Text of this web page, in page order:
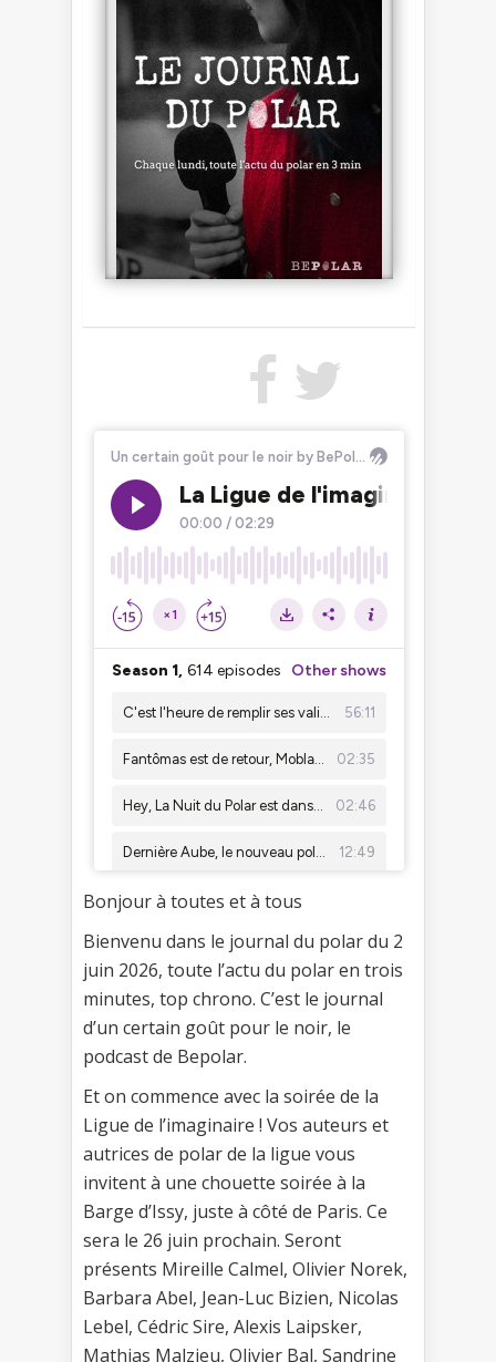
Bonjour à toutes et à tous
Bienvenu dans le journal du polar du 2
juin 2026, toute l’actu du polar en trois
minutes, top chrono. C’est le journal
d’un certain goût pour le noir, le
podcast de Bepolar.
Et on commence avec la soirée de la
Ligue de l’imaginaire ! Vos auteurs et
autrices de polar de la ligue vous
invitent à une chouette soirée à la
Barge d’Issy, juste à côté de Paris. Ce
sera le 26 juin prochain. Seront
présents Mireille Calmel, Olivier Norek,
Barbara Abel, Jean-Luc Bizien, Nicolas
Lebel, Cédric Sire, Alexis Laipsker,
Mathias Malzieu, Olivier Bal, Sandrine